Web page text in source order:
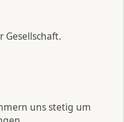
Gesellschaft.
uns stetig um